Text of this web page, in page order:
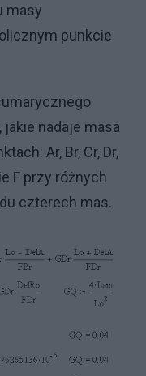
masy
punkcie
nadaje masa
Ar, Br, Cr, Dr,
F przy różnych
czterech mas.